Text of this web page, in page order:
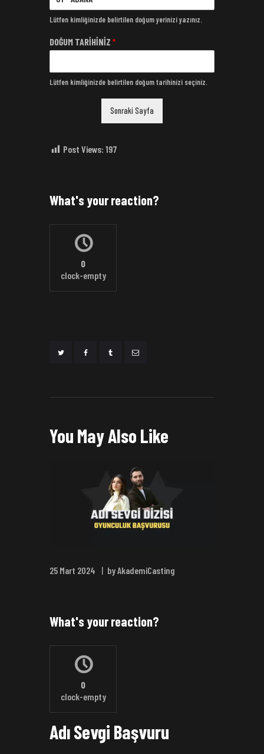
Lütfen kimliğinizde belirtilen doğum yerinizi yazınız.
DOĞUM TARİHİNİZ *
Lütfen kimliğinizde belirtilen doğum tarihinizi seçiniz.
Sonraki Sayfa
Post Views: 197
What's your reaction?
0
clock-empty
You May Also Like
25 Mart 2024 by AkademiCasting
What's your reaction?
0
clock-empty
Adı Sevgi Başvuru